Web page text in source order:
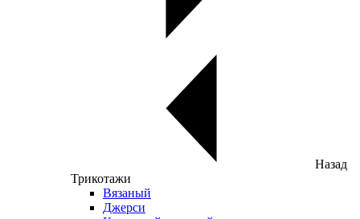
Назад
Трикотажи
Вязаный
Джерси